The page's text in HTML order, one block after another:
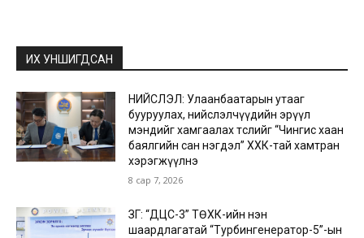
ИХ УНШИГДСАН
НИЙСЛЭЛ: Улаанбаатарын утааг
бууруулах, нийслэлчүүдийн эрүүл
мэндийг хамгаалах төслийг “Чингис хаан
баялгийн сан нэгдэл” ХХК-тай хамтран
хэрэгжүүлнэ
8 сар 7, 2026
ЗГ: “ДЦС-3” ТӨХК-ийн нэн
шаардлагатай “Турбингенератор-5”-ын